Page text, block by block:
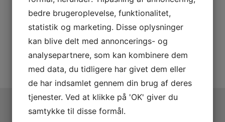
bedre brugeroplevelse, funktionalitet,
statistik og marketing. Disse oplysninger
kan blive delt med annoncerings- og
analysepartnere, som kan kombinere dem
med data, du tidligere har givet dem eller
de har indsamlet gennem din brug af deres
tjenester. Ved at klikke på 'OK' giver du
samtykke til disse formål.